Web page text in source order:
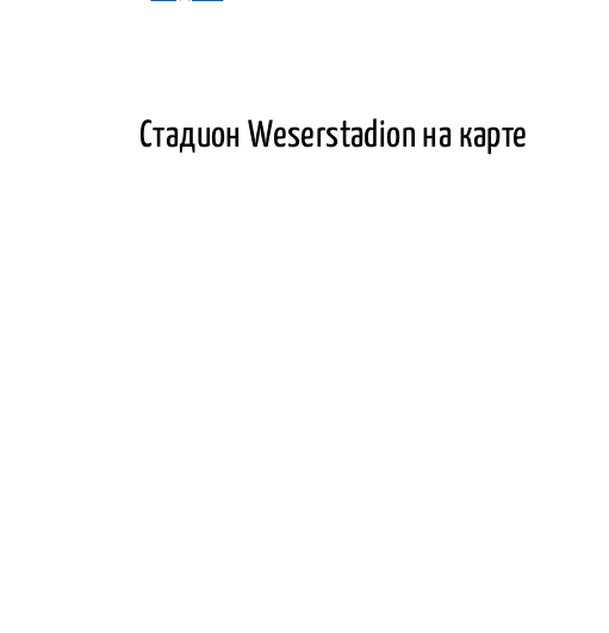
Стадион Weserstadion на карте